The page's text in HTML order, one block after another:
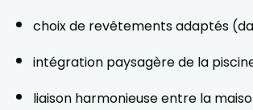
choix de revêtements adaptés
intégration paysagère de la
liaison harmonieuse entre la